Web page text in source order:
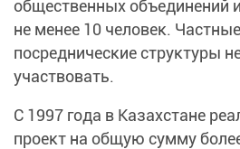
общественных объединений
не менее 10 человек.
посреднические структуры
участвовать.
С 1997 года в Казахстане
проект на общую сумму